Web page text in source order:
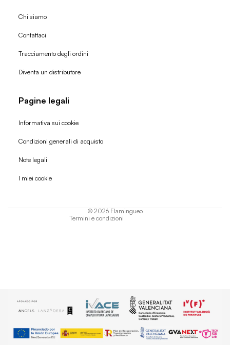
Chi siamo
Contattaci
Tracciamento degli ordini
Diventa un distributore
Pagine legali
Informativa sui cookie
Condizioni generali di acquisto
Note legali
I miei cookie
© 2026 Flamingueo
Termini e condizioni
Politica di rimborso